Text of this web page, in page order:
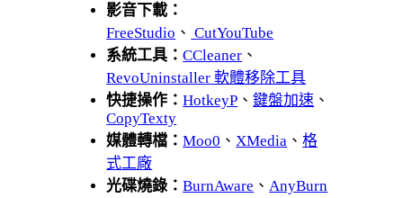
影音下載：
FreeStudio 、 CutYouTube
系統工具：CCleaner 、
RevoUninstaller 軟體移除工具
快捷操作：HotkeyP 、鍵盤加速 、
CopyTexty
媒體轉檔：Moo0 、 XMedia 、格
式工廠
光碟燒錄：BurnAware 、 AnyBurn